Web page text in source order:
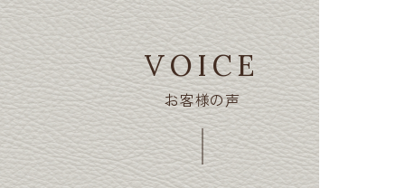
VOICE
お客様の声